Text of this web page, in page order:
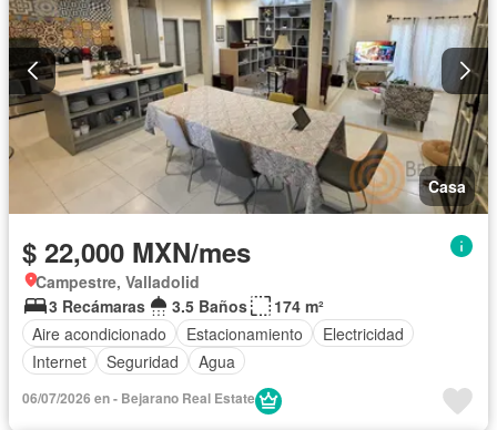
Casa
$ 22,000 MXN/mes
Campestre, Valladolid
3 Recámaras
3.5 Baños
174 m²
Aire acondicionado
Estacionamiento
Electricidad
Internet
Seguridad Agua
06/07/2026 en - Bejarano Real Estate